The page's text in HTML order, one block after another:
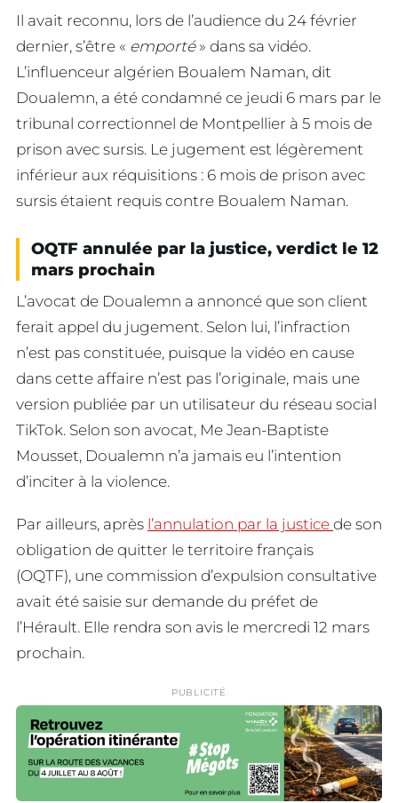
Il avait reconnu, lors de l’audience du 24 février
dernier, s’être « emporté» dans sa vidéo.
L’influenceur algérien Boualem Naman, dit
Doualemn, a été condamné ce jeudi 6 mars par le
tribunal correctionnel de Montpellier à 5 mois de
prison avec sursis. Le jugement est légèrement
inférieur aux réquisitions : 6 mois de prison avec
sursis étaient requis contre Boualem Naman.
OQTF annulée par la justice, verdict le 12
mars prochain
L’avocat de Doualemn a annoncé que son client
ferait appel du jugement. Selon lui, l’infraction
n’est pas constituée, puisque la vidéo en cause
dans cette affaire n’est pas l’originale, mais une
version publiée par un utilisateur du réseau social
TikTok. Selon son avocat, Me Jean-Baptiste
Mousset, Doualemn n’a jamais eu l’intention
d’inciter à la violence.
Par ailleurs, après l’annulation par la justice de son
obligation de quitter le territoire français
(OQTF), une commission d’expulsion consultative
avait été saisie sur demande du préfet de
l’Hérault. Elle rendra son avis le mercredi 12 mars
prochain.
PUBLICITÉ